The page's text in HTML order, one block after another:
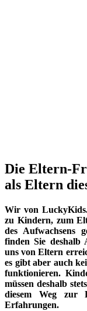
Die Eltern-
als Eltern
Wir von
zu Kindern, zum
des Aufwachsens
finden Sie deshalb
uns von Eltern
es gibt aber auch
funktionieren.
müssen deshalb
diesem Weg zur
Erfahrungen.